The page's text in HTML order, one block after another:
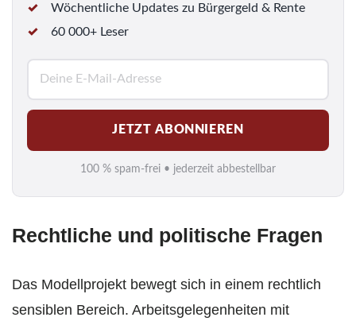
Wöchentliche Updates zu Bürgergeld & Rente
60 000+ Leser
M
a
i
l
*
JETZT ABONNIEREN
100 % spam-frei • jederzeit abbestellbar
Rechtliche und politische Fragen
Das Modellprojekt bewegt sich in einem rechtlich
sensiblen Bereich. Arbeitsgelegenheiten mit